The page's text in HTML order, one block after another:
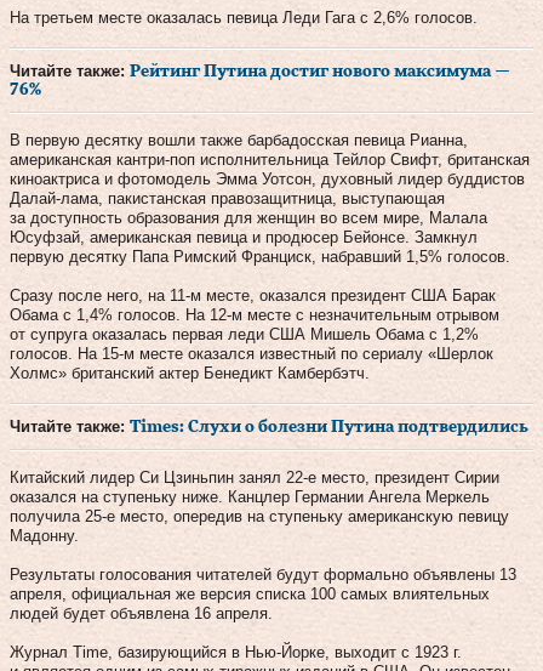
На третьем месте оказалась певица Леди Гага с 2,6% голосов.
Читайте также: Рейтинг Путина достиг нового максимума —
76%
В первую десятку вошли также барбадосская певица Рианна,
американская кантри-поп исполнительница Тейлор Свифт, британская
киноактриса и фотомодель Эмма Уотсон, духовный лидер буддистов
Далай-лама, пакистанская правозащитница, выступающая
за доступность образования для женщин во всем мире, Малала
Юсуфзай, американская певица и продюсер Бейонсе. Замкнул
первую десятку Папа Римский Франциск, набравший 1,5% голосов.
Сразу после него, на 11-м месте, оказался президент США Барак
Обама с 1,4% голосов. На 12-м месте с незначительным отрывом
от супруга оказалась первая леди США Мишель Обама с 1,2%
голосов. На 15-м месте оказался известный по сериалу «Шерлок
Холмс» британский актер Бенедикт Камбербэтч.
Читайте также: Times: Слухи о болезни Путина подтвердились
Китайский лидер Си Цзиньпин занял 22-е место, президент Сирии
оказался на ступеньку ниже. Канцлер Германии Ангела Меркель
получила 25-е место, опередив на ступеньку американскую певицу
Мадонну.
Результаты голосования читателей будут формально объявлены 13
апреля, официальная же версия списка 100 самых влиятельных
людей будет объявлена 16 апреля.
Журнал Time, базирующийся в Нью-Йорке, выходит с 1923 г.